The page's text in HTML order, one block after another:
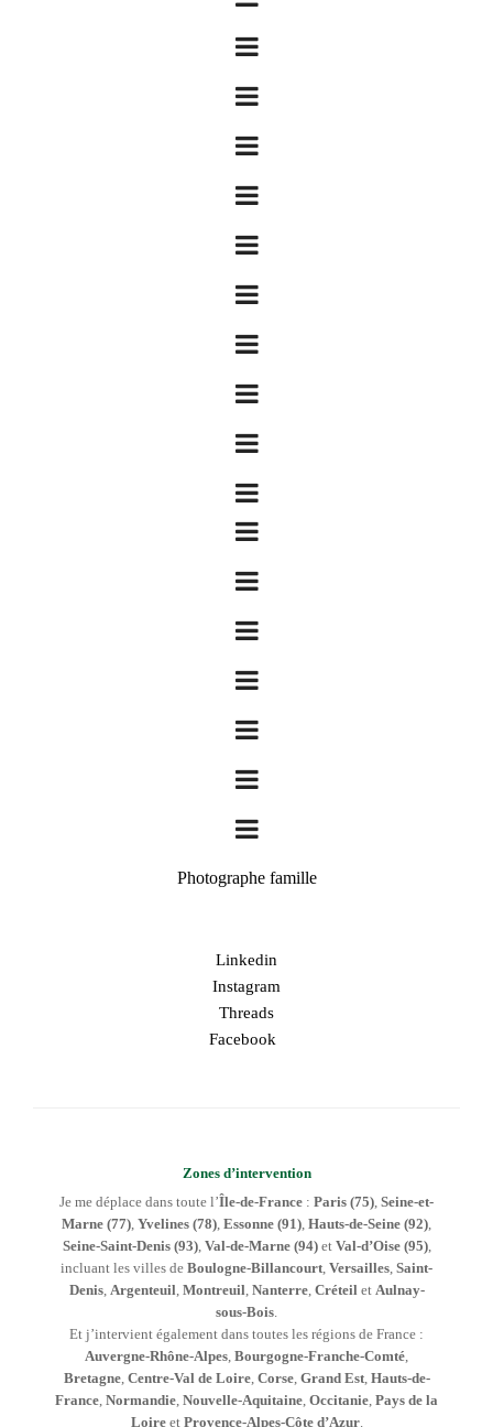
Photographe famille
Linkedin
Instagram
Threads
Facebook
Zones d’intervention
Je me déplace dans toute l’Île-de-France : Paris (75) Seine-et-
Marne (77) Yvelines (78) Essonne (91) Hauts-de-Seine (92)
Seine-Saint-Denis (93), Val-de-Marne (94)et Val-d’Oise (95),
incluant les villes de Boulogne-Billancourt Versailles Saint-
Denis, Argenteuil Montreuil Nanterre, Créteil et Aulnay-
sous-Bois
Et j’intervient également dans toutes les régions de France :
Auvergne-Rhône-Alpes Bourgogne-Franche-Comté
Bretagne, Centre-Val de Loire, Corse, Grand Est, Hauts-de-
France Normandie Nouvelle-Aquitaine Occitanie Pays de la
Loireet Provence-Alpes-Côte d’Azur.